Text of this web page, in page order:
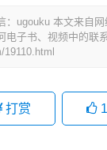
：ugouku 本文来自
电子书、视频中的联
打赏